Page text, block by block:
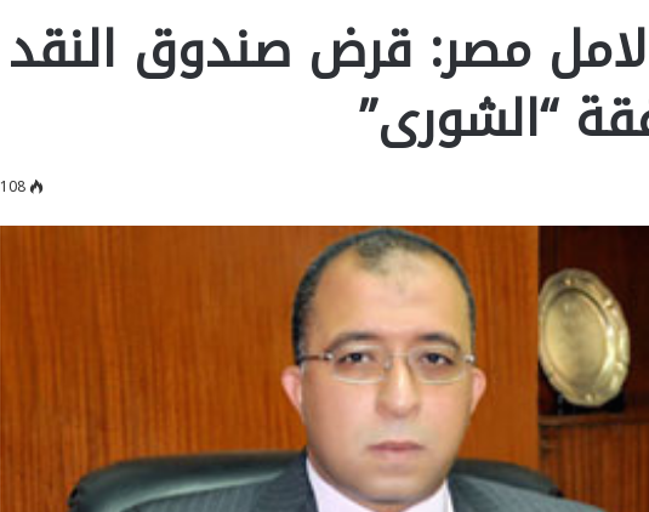
لامل مصر: قرض صندوق النقد
“الشورى”
108